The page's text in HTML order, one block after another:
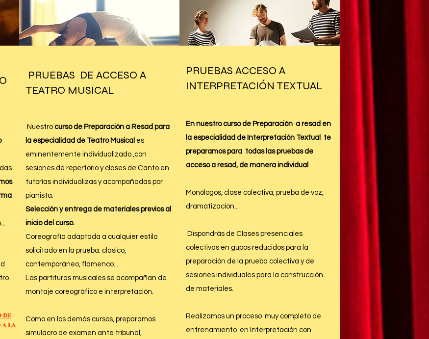
De Septiembre a Junio
DE
A LA
PRUEBAS DE ACCESO A
TEATRO MUSICAL
Nuestro curso de Preparación a Resad para
la especialidad de Teatro Musical es
eminentemente individualizado ,con
sesiones de repertorio y clases de Canto en
tutorías individualizas y acompañadas por
pianista.
Selección y entrega de materiales previos al
inicio del curso.
Coreografía adaptada a cualquier estilo
solicitado en la prueba: clásico,
contemporáneo, flamenco...
Las partituras musicales se acompañan de
montaje coreográfico e interpretación.
Como en los demás cursos, preparamos
simulacro de examen ante tribunal,
PRUEBAS ACCESO A
INTERPRETACIÓN TEXTUAL
En nuestro curso de Preparación a resad en
la especialidad de Interpretación Textual te
preparamos para todas las pruebas de
acceso a resad, de manera individual
Monólogos, clase colectiva, prueba de voz,
dramatización...
Dispondrás de Clases presenciales
colectivas en gupos reducidos para la
preparación de la prueba colectiva y de
sesiones individuales para la construcción
de materiales.
Realizamos un proceso muy completo de
entrenamiento en Interpretación con